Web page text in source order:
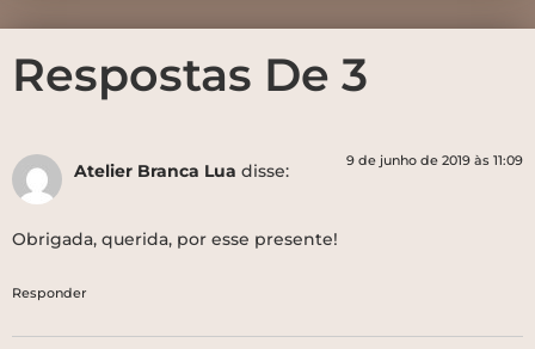
Respostas De 3
Atelier Branca Lua disse: 9 de junho de 2019 às 11:09
Obrigada, querida, por esse presente!
Responder